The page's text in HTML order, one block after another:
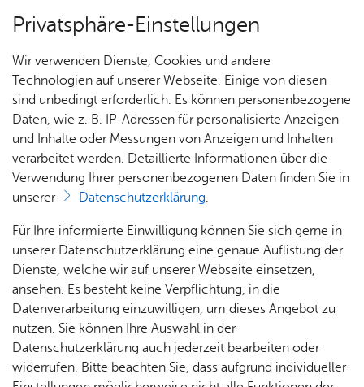
Heute
Start­sei­te
Mor­gen
Sams­tag, 08. Au­gust 2026
Erweiterte Suche
Fil­ter lö­schen Mehr­tä­gi­ge Ver­an­stal­tun­gen
Privatsphäre-Einstellungen
Wir verwenden Dienste, Cookies und andere
Technologien auf unserer Webseite. Einige von diesen
sind unbedingt erforderlich. Es können personenbezogene
Daten, wie z. B. IP-Adressen für personalisierte Anzeigen
und Inhalte oder Messungen von Anzeigen und Inhalten
verarbeitet werden. Detaillierte Informationen über die
Verwendung Ihrer personenbezogenen Daten finden Sie in
unserer
Datenschutzerklärung.
Für Ihre informierte Einwilligung können Sie sich gerne in
unserer Datenschutzerklärung eine genaue Auflistung der
Dienste, welche wir auf unserer Webseite einsetzen,
ansehen. Es besteht keine Verpflichtung, in die
Datenverarbeitung einzuwilligen, um dieses Angebot zu
nutzen. Sie können Ihre Auswahl in der
Datenschutzerklärung auch jederzeit bearbeiten oder
widerrufen. Bitte beachten Sie, dass aufgrund individueller